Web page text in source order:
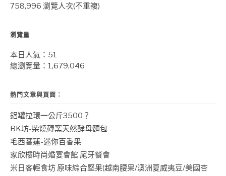
758,996 瀏覽人次(不重複)
瀏覽量
本日人氣：51
總瀏覽量：1,679,046
熱門文章與頁面︰
鋁罐拉環一公斤3500？
BK坊-柴燒磚窯天然酵母麵包
毛西蕃蓮-迷你百香果
家欣樓時尚婚宴會館 尾牙餐會
米日客輕食坊 原味綜合堅果(越南腰果/澳洲夏威夷豆/美國杏